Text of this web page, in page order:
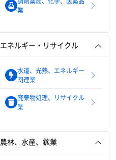
業
エネルギー・リサイクル
水道、光熱、エネルギー
関連業
廃棄物処理、リサイクル
業
農林、水産、鉱業